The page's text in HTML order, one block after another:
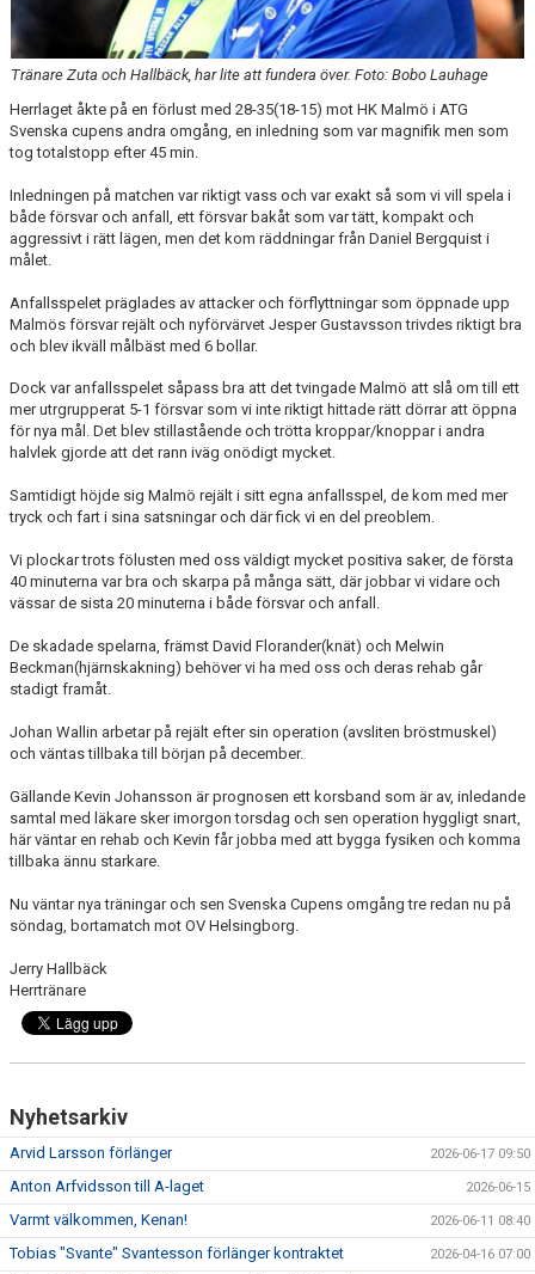
Tränare Zuta och Hallbäck, har lite att fundera över. Foto: Bobo Lauhage
Herrlaget åkte på en förlust med 28-35(18-15) mot HK Malmö i ATG
Svenska cupens andra omgång, en inledning som var magnifik men som
tog totalstopp efter 45 min.
Inledningen på matchen var riktigt vass och var exakt så som vi vill spela i
både försvar och anfall, ett försvar bakåt som var tätt, kompakt och
aggressivt i rätt lägen, men det kom räddningar från Daniel Bergquist i
målet.
Anfallsspelet präglades av attacker och förflyttningar som öppnade upp
Malmös försvar rejält och nyförvärvet Jesper Gustavsson trivdes riktigt bra
och blev ikväll målbäst med 6 bollar.
Dock var anfallsspelet såpass bra att det tvingade Malmö att slå om till ett
mer utrgrupperat 5-1 försvar som vi inte riktigt hittade rätt dörrar att öppna
för nya mål. Det blev stillastående och trötta kroppar/knoppar i andra
halvlek gjorde att det rann iväg onödigt mycket.
Samtidigt höjde sig Malmö rejält i sitt egna anfallsspel, de kom med mer
tryck och fart i sina satsningar och där fick vi en del preoblem.
Vi plockar trots fölusten med oss väldigt mycket positiva saker, de första
40 minuterna var bra och skarpa på många sätt, där jobbar vi vidare och
vässar de sista 20 minuterna i både försvar och anfall.
De skadade spelarna, främst David Florander(knät) och Melwin
Beckman(hjärnskakning) behöver vi ha med oss och deras rehab går
stadigt framåt.
Johan Wallin arbetar på rejält efter sin operation (avsliten bröstmuskel)
och väntas tillbaka till början på december.
Gällande Kevin Johansson är prognosen ett korsband som är av, inledande
samtal med läkare sker imorgon torsdag och sen operation hyggligt snart,
här väntar en rehab och Kevin får jobba med att bygga fysiken och komma
tillbaka ännu starkare.
Nu väntar nya träningar och sen Svenska Cupens omgång tre redan nu på
söndag, bortamatch mot OV Helsingborg.
Jerry Hallbäck
Herrtränare
Nyhetsarkiv
Arvid Larsson förlänger 2026-06-17 09:50
Anton Arfvidsson till A-laget 2026-06-15
Varmt välkommen, Kenan! 2026-06-11 08:40
Tobias "Svante" Svantesson förlänger kontraktet 2026-04-16 07:00